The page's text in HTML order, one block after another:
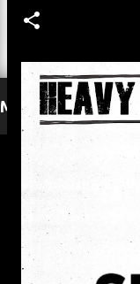
Mer läsning